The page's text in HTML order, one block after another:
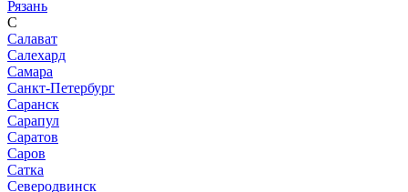
Рязань
С
Салават
Салехард
Самара
Санкт-Петербург
Саранск
Сарапул
Саратов
Саров
Сатка
Северодвинск